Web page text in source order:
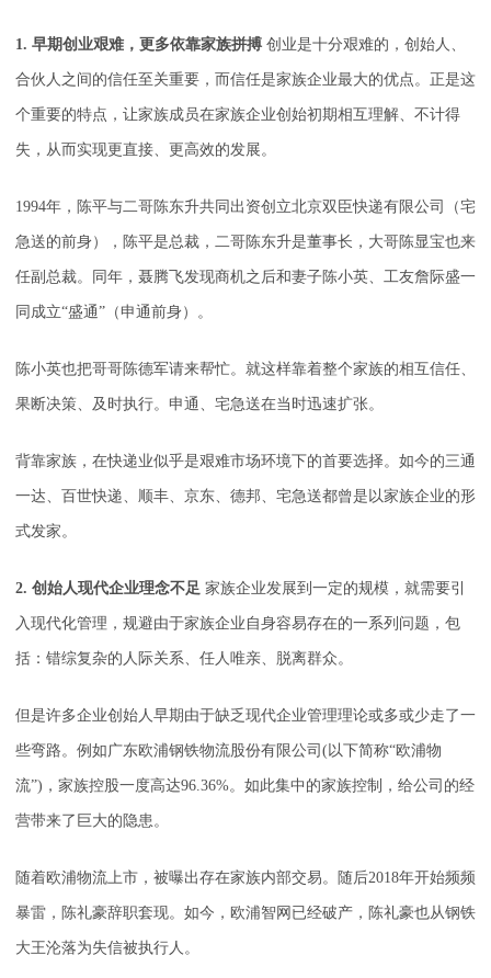
1. 早期创业艰难，更多依靠家族拼搏 创业是十分艰难的，创始人、
合伙人之间的信任至关重要，而信任是家族企业最大的优点。正是这
个重要的特点，让家族成员在家族企业创始初期相互理解、不计得
失，从而实现更直接、更高效的发展。
1994年，陈平与二哥陈东升共同出资创立北京双臣快递有限公司（宅
急送的前身），陈平是总裁，二哥陈东升是董事长，大哥陈显宝也来
任副总裁。同年，聂腾飞发现商机之后和妻子陈小英、工友詹际盛一
同成立“盛通”（申通前身）。
陈小英也把哥哥陈德军请来帮忙。就这样靠着整个家族的相互信任、
果断决策、及时执行。申通、宅急送在当时迅速扩张。
背靠家族，在快递业似乎是艰难市场环境下的首要选择。如今的三通
一达、百世快递、顺丰、京东、德邦、宅急送都曾是以家族企业的形
式发家。
2. 创始人现代企业理念不足 家族企业发展到一定的规模，就需要引
入现代化管理，规避由于家族企业自身容易存在的一系列问题，包
括：错综复杂的人际关系、任人唯亲、脱离群众。
但是许多企业创始人早期由于缺乏现代企业管理理论或多或少走了一
些弯路。例如广东欧浦钢铁物流股份有限公司(以下简称“欧浦物
流”)，家族控股一度高达96.36%。如此集中的家族控制，给公司的经
营带来了巨大的隐患。
随着欧浦物流上市，被曝出存在家族内部交易。随后2018年开始频频
暴雷，陈礼豪辞职套现。如今，欧浦智网已经破产，陈礼豪也从钢铁
大王沦落为失信被执行人。